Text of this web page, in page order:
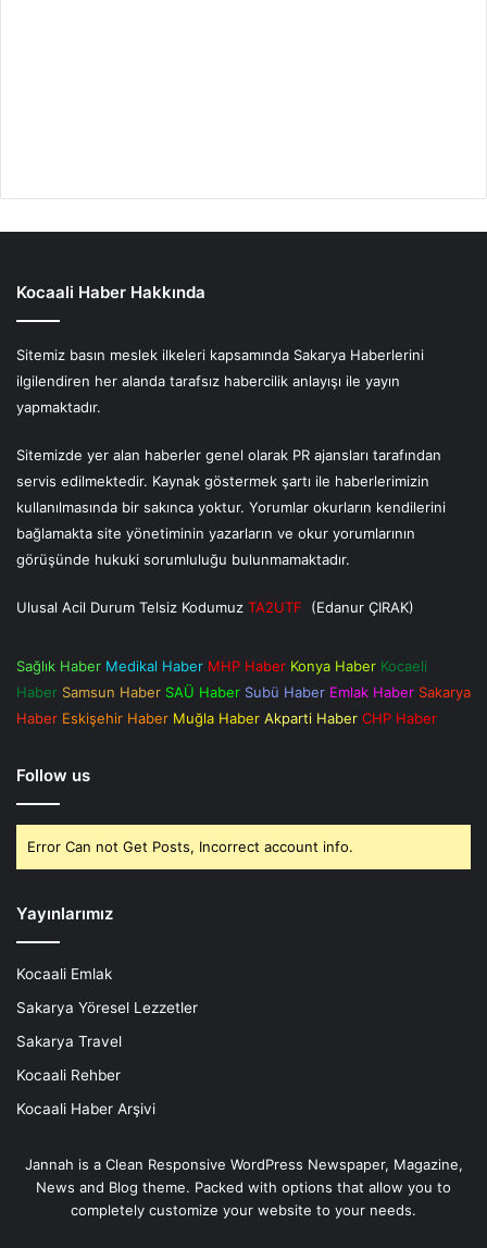
Kocaali Haber Hakkında
Sitemiz basın meslek ilkeleri kapsamında Sakarya Haberlerini
ilgilendiren her alanda tarafsız habercilik anlayışı ile yayın
yapmaktadır.
Sitemizde yer alan haberler genel olarak PR ajansları tarafından
servis edilmektedir. Kaynak göstermek şartı ile haberlerimizin
kullanılmasında bir sakınca yoktur. Yorumlar okurların kendilerini
bağlamakta site yönetiminin yazarların ve okur yorumlarının
görüşünde hukuki sorumluluğu bulunmamaktadır.
Ulusal Acil Durum Telsiz Kodumuz TA2UTF (Edanur ÇIRAK)
Sağlık Haber Medikal Haber MHP Haber Konya Haber Kocaeli
Haber Samsun Haber SAÜ Haber Subü Haber Emlak Haber Sakarya
Haber Eskişehir Haber Muğla Haber Akparti Haber CHP Haber
Follow us
Error Can not Get Posts, Incorrect account info.
Yayınlarımız
Kocaali Emlak
Sakarya Yöresel Lezzetler
Sakarya Travel
Kocaali Rehber
Kocaali Haber Arşivi
Jannah is a Clean Responsive WordPress Newspaper, Magazine,
News and Blog theme. Packed with options that allow you to
completely customize your website to your needs.